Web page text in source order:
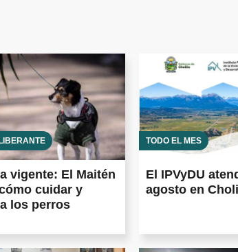
vigente: El Maitén
cuidar y
los perros
TODO EL MES
El IPVyDU
agosto en